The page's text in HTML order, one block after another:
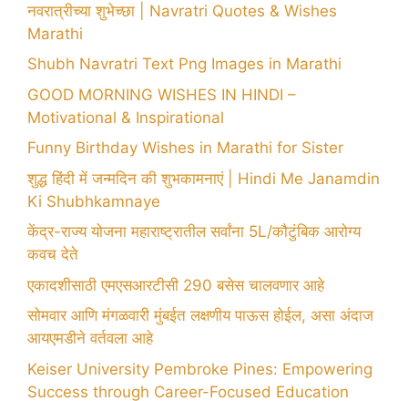
नवरात्रीच्या शुभेच्छा | Navratri Quotes & Wishes
Marathi
Shubh Navratri Text Png Images in Marathi
GOOD MORNING WISHES IN HINDI –
Motivational & Inspirational
Funny Birthday Wishes in Marathi for Sister
शुद्ध हिंदी में जन्मदिन की शुभकामनाएं | Hindi Me Janamdin
Ki Shubhkamnaye
केंद्र-राज्य योजना महाराष्ट्रातील सर्वांना 5L/कौटुंबिक आरोग्य
कवच देते
एकादशीसाठी एमएसआरटीसी 290 बसेस चालवणार आहे
सोमवार आणि मंगळवारी मुंबईत लक्षणीय पाऊस होईल, असा अंदाज
आयएमडीने वर्तवला आहे
Keiser University Pembroke Pines: Empowering
Success through Career-Focused Education